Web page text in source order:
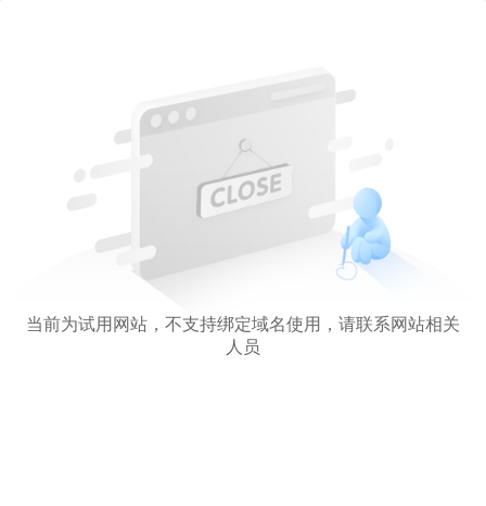
当前为试用网站，不支持绑定域名使用，请联系网站相关
人员